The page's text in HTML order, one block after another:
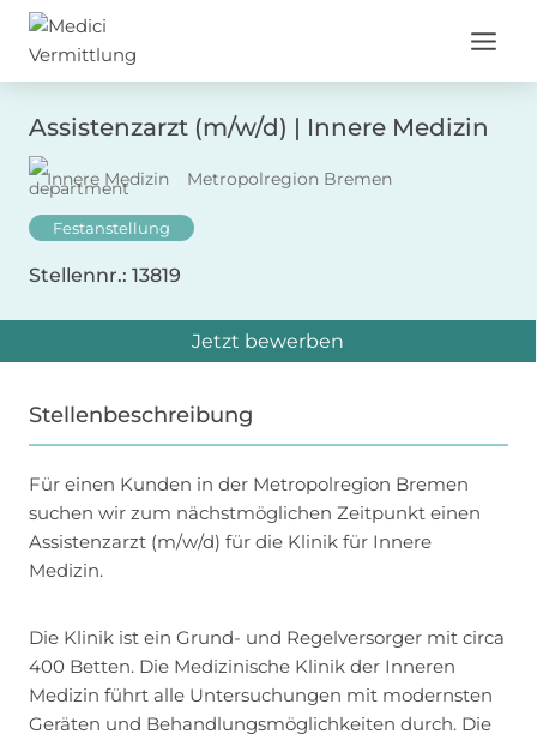
Zum
Assistenzarzt (m/w/d) | Innere Medizin
Innere Medizin Metropolregion Bremen
Festanstellung
Stellennr.: 13819
Jetzt bewerben
Stellenbeschreibung
Für einen Kunden in der Metropolregion Bremen
suchen wir zum nächstmöglichen Zeitpunkt einen
Assistenzarzt (m/w/d) für die Klinik für Innere
Medizin.
Die Klinik ist ein Grund- und Regelversorger mit circa
400 Betten. Die Medizinische Klinik der Inneren
Medizin führt alle Untersuchungen mit modernsten
Geräten und Behandlungsmöglichkeiten durch. Die